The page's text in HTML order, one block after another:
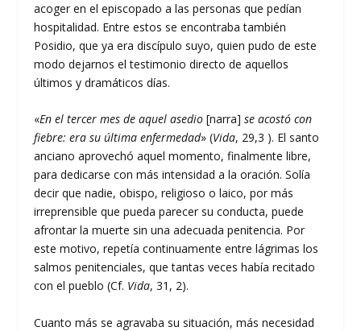
acoger en el episcopado a las personas que pedían
hospitalidad. Entre estos se encontraba también
Posidio, que ya era discípulo suyo, quien pudo de este
modo dejarnos el testimonio directo de aquellos
últimos y dramáticos días.
«En el tercer mes de aquel asedio [narra]se acostó con
fiebre: era su última enfermedad» (Vida, 29,3 ). El santo
anciano aprovechó aquel momento, finalmente libre,
para dedicarse con más intensidad a la oración. Solía
decir que nadie, obispo, religioso o laico, por más
irreprensible que pueda parecer su conducta, puede
afrontar la muerte sin una adecuada penitencia. Por
este motivo, repetía continuamente entre lágrimas los
salmos penitenciales, que tantas veces había recitado
con el pueblo (Cf. Vida, 31, 2).
Cuanto más se agravaba su situación, más necesidad